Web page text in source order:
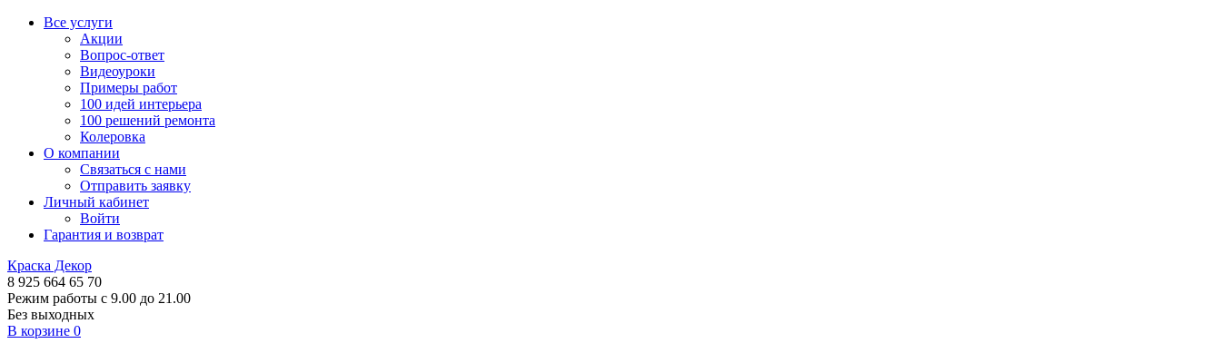
Все услуги
Акции
Вопрос-ответ
Видеоуроки
Примеры работ
100 идей интерьера
100 решений ремонта
Колеровка
О компании
Связаться с нами
Отправить заявку
Личный кабинет
Войти
Гарантия и возврат
Краска Декор
8 925 664 65 70
Режим работы с 9.00 до 21.00
Без выходных
В корзине 0